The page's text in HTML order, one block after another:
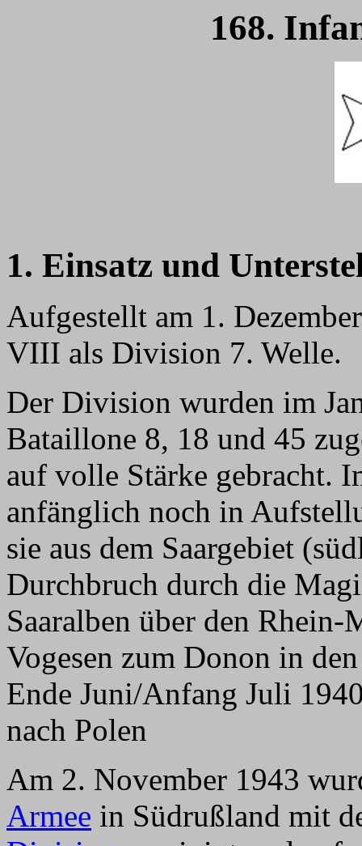
168.
1. Einsatz und
Aufgestellt am 1.
VIII als Division 7. Welle.
Der Division wurden im
Bataillone 8, 18 und 45
auf volle Stärke gebracht.
anfänglich noch in
sie aus dem Saargebiet
Durchbruch durch die
Saaralben über den
Vogesen zum Donon in
Ende Juni/Anfang Juli
nach Polen
Am 2. November 1943
Armee in Südrußland mit